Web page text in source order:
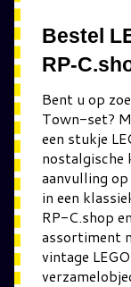
Bestel
RP-
Bent u op
Town-set?
een stukje
nostalgische
aanvulling
in een
RP-C.shop
assortiment
vintage